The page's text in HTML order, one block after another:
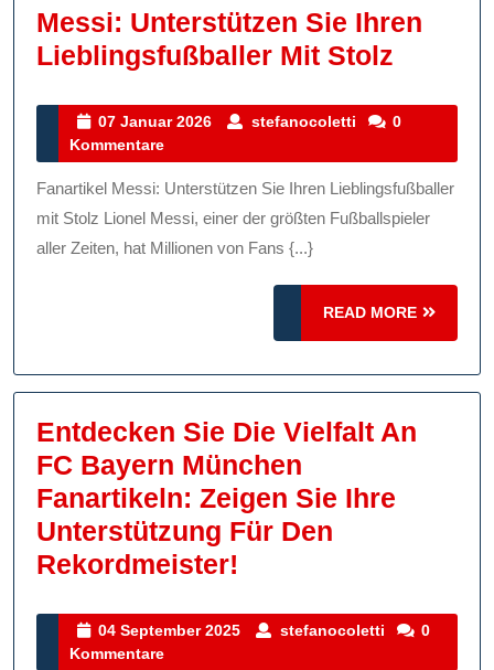
Messi: Unterstützen Sie Ihren
Lieblingsfußballer Mit Stolz
Messi:
Ihren
Stolz
07 Januar 2026
07
2026
stefanocoletti stefanocoletti
0
Kommentare
Fanartikel Messi: Unterstützen Sie Ihren Lieblingsfußballer
mit Stolz Lionel Messi, einer der größten Fußballspieler
aller Zeiten, hat Millionen von Fans {...}
READ MORE
READ
MORE
Entdecken Sie Die Vielfalt An
FC Bayern München
Fanartikeln: Zeigen Sie Ihre
Unterstützung Für Den
Rekordmeister!
Die
04 September 2025
04
stefanocoletti stefanocoletti
0
Kommentare